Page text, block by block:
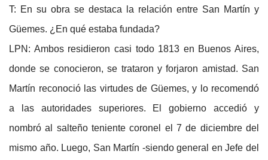
T: En su obra se destaca la relación entre San Martín y
Güemes. ¿En qué estaba fundada?
LPN: Ambos residieron casi todo 1813 en Buenos Aires,
donde se conocieron, se trataron y forjaron amistad. San
Martín reconoció las virtudes de Güemes, y lo recomendó
a las autoridades superiores. El gobierno accedió y
nombró al salteño teniente coronel el 7 de diciembre del
mismo año. Luego, San Martín -siendo general en Jefe del